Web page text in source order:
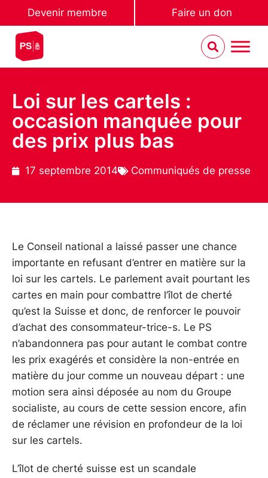
Devenir membre Faire un don
Loi sur les cartels :
occasion manquée pour
des prix plus bas
17 septembre 2014 Communiqués de presse
Le Conseil national a laissé passer une chance
importante en refusant d’entrer en matière sur la
loi sur les cartels. Le parlement avait pourtant les
cartes en main pour combattre l’îlot de cherté
qu’est la Suisse et donc, de renforcer le pouvoir
d’achat des consommateur-trice-s. Le PS
n’abandonnera pas pour autant le combat contre
les prix exagérés et considère la non-entrée en
matière du jour comme un nouveau départ : une
motion sera ainsi déposée au nom du Groupe
socialiste, au cours de cette session encore, afin
de réclamer une révision en profondeur de la loi
sur les cartels.
L’îlot de cherté suisse est un scandale